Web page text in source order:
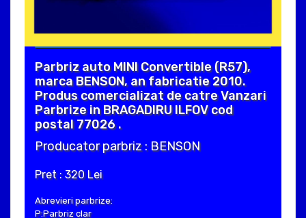
Parbriz auto MINI Convertible (R57),
marca BENSON, an fabricatie 2010.
Produs comercializat de catre Vanzari
Parbrize in BRAGADIRU ILFOV cod
postal 77026 .
Producator parbriz : BENSON
Pret : 320 Lei
Abrevieri parbrize:
P:Parbriz clar